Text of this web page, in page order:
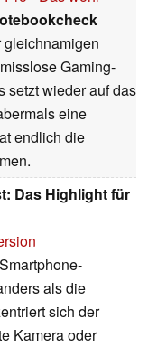
gleichnamigen
Gaming-
setzt wieder auf das
eine
endlich die
Das Highlight für
als die
sich der
Kamera oder